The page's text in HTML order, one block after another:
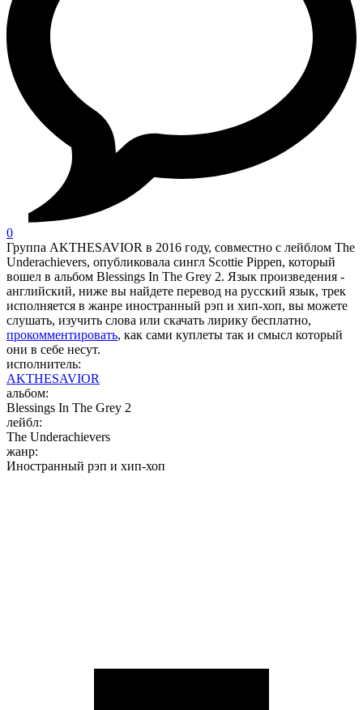
0
Группа AKTHESAVIOR в 2016 году, совместно с лейблом The
Underachievers, опубликовала сингл Scottie Pippen, который
вошел в альбом Blessings In The Grey 2. Язык произведения -
английский, ниже вы найдете перевод на русский язык, трек
исполняется в жанре иностранный рэп и хип-хоп, вы можете
слушать, изучить слова или скачать лирику бесплатно,
прокомментировать, как сами куплеты так и смысл который
они в себе несут.
исполнитель:
AKTHESAVIOR
альбом:
Blessings In The Grey 2
лейбл:
The Underachievers
жанр:
Иностранный рэп и хип-хоп